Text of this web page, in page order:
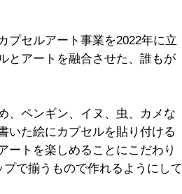
プセルアート事業を2022年に立
とアートを融合させた、誰もが
、ペンギン、イヌ、虫、カメな
いた絵にカプセルを貼り付ける
ートを楽しめることにこだわり
で揃うもので作れるようにして